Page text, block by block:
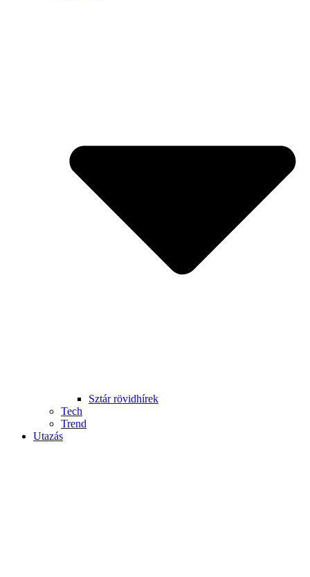
Sztár rövidhírek
Tech
Trend
Utazás